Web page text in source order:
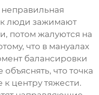
люди зажимают
потом жалуются на
что в мануалах
балансировки
что точка
центру тяжести.